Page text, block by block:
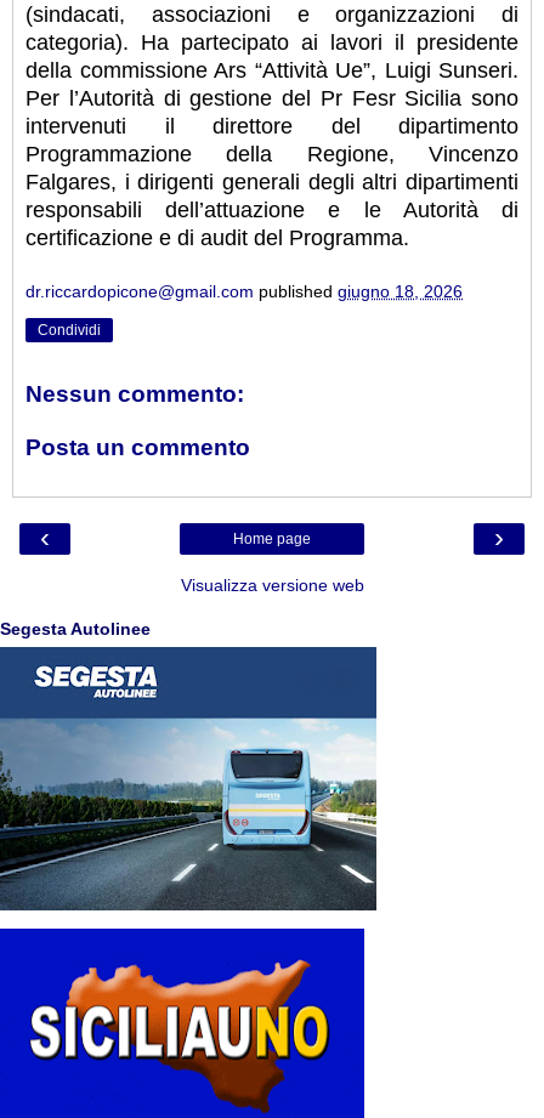
(sindacati, associazioni e organizzazioni di
categoria). Ha partecipato ai lavori il presidente
della commissione Ars “Attività Ue”, Luigi Sunseri.
Per l’Autorità di gestione del Pr Fesr Sicilia sono
intervenuti il direttore del dipartimento
Programmazione della Regione, Vincenzo
Falgares, i dirigenti generali degli altri dipartimenti
responsabili dell’attuazione e le Autorità di
certificazione e di audit del Programma.
dr.riccardopicone@gmail.com published giugno 18, 2026
Condividi
Nessun commento:
Posta un commento
‹ ›
Home page
Visualizza versione web
Segesta Autolinee